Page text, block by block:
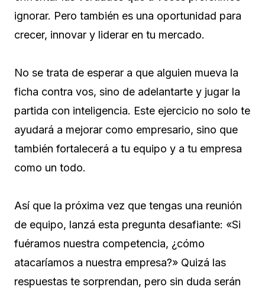
ignorar. Pero también es una oportunidad para
crecer, innovar y liderar en tu mercado.
No se trata de esperar a que alguien mueva la
ficha contra vos, sino de adelantarte y jugar la
partida con inteligencia. Este ejercicio no solo te
ayudará a mejorar como empresario, sino que
también fortalecerá a tu equipo y a tu empresa
como un todo.
Así que la próxima vez que tengas una reunión
de equipo, lanzá esta pregunta desafiante: «Si
fuéramos nuestra competencia, ¿cómo
atacaríamos a nuestra empresa?» Quizá las
respuestas te sorprendan, pero sin duda serán